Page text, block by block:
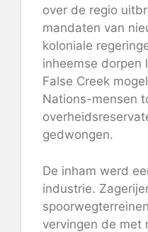
over de regio
mandaten van
koloniale
inheemse dorpen
False Creek
Nations-mensen
gedwongen.
De inham werd
industrie.
vervingen de met